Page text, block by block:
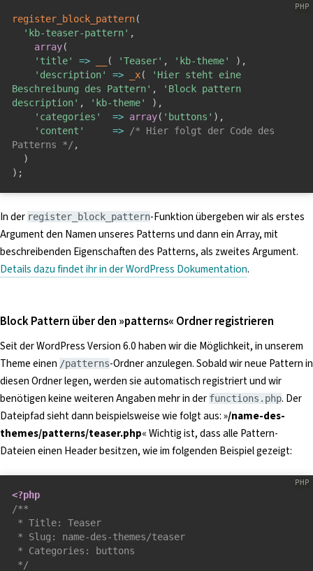
register_block_pattern(
'kb-teaser-pattern' ,
array(
'title'
=> ( 'Teaser' , 'kb-theme' ) ,
'description'
=> _x(
'Hier steht eine
Beschreibung des Pattern' ,
'Block pattern
description' , 'kb-theme' ) ,
'categories'
=> array( 'buttons' ) ,
'content'
=>
/* Hier folgt der Code des
Patterns */ ,
)
) ;
In der register_block_pattern-Funktion übergeben wir als erstes
Argument den Namen unseres Patterns und dann ein Array, mit
beschreibenden Eigenschaften des Patterns, als zweites Argument.
Details dazu findet ihr in der WordPress Dokumentation.
Block Pattern über den »patterns« Ordner registrieren
Seit der WordPress Version 6.0 haben wir die Möglichkeit, in unserem
Theme einen /patterns-Ordner anzulegen. Sobald wir neue Pattern in
diesen Ordner legen, werden sie automatisch registriert und wir
benötigen keine weiteren Angaben mehr in der functions.php. Der
Dateipfad sieht dann beispielsweise wie folgt aus: »/name-des-
themes/patterns/teaser.php« Wichtig ist, dass alle Pattern-
Dateien einen Header besitzen, wie im folgenden Beispiel gezeigt:
<?php
/**
*/